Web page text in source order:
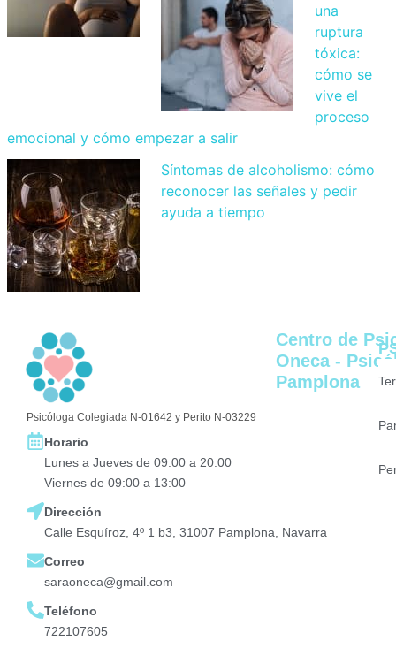
una
ruptura
tóxica:
cómo se
vive el
proceso
emocional y cómo empezar a salir
Síntomas de alcoholismo: cómo
reconocer las señales y pedir
ayuda a tiempo
Centro de
Oneca -
Pamplona
Psicóloga Colegiada N-01642 y Perito N-03229
Horario
Lunes a Jueves de 09:00 a 20:00
Viernes de 09:00 a 13:00
Dirección
Calle Esquíroz, 4º 1 b3, 31007 Pamplona, Navarra
Correo
saraoneca@gmail.com
Teléfono
722107605